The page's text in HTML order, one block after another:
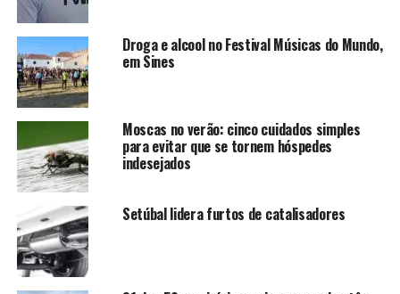
Droga e alcool no Festival Músicas do Mundo,
em Sines
Moscas no verão: cinco cuidados simples
para evitar que se tornem hóspedes
indesejados
Setúbal lidera furtos de catalisadores